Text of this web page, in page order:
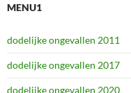
MENU1
dodelijke ongevallen 2011
dodelijke ongevallen 2017
dodelijke ongevallen 2020